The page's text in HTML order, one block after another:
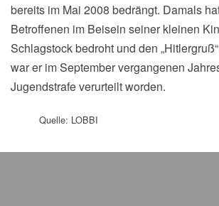
bereits im Mai 2008 bedrängt. Damals
Betroffenen im Beisein seiner kleinen
Schlagstock bedroht und den
war er im September vergangenen
Jugendstrafe verurteilt worden.
Quelle: LOBBI